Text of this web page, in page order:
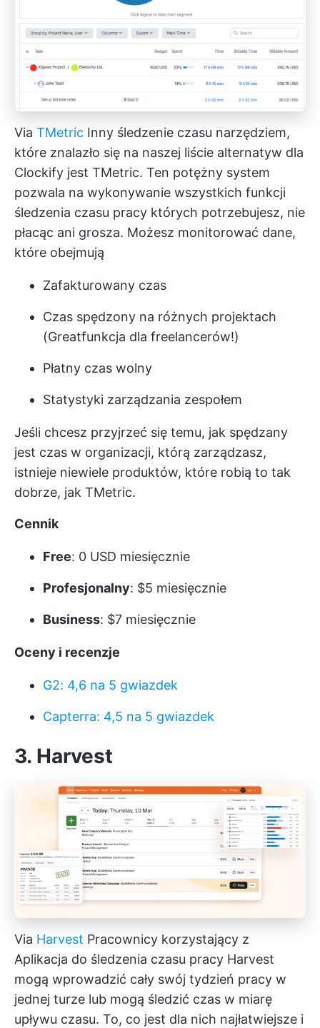
Via TMetric Inny śledzenie czasu narzędziem,
które znalazło się na naszej liście alternatyw dla
Clockify jest TMetric. Ten potężny system
pozwala na wykonywanie wszystkich funkcji
śledzenia czasu pracy których potrzebujesz, nie
płacąc ani grosza. Możesz monitorować dane,
które obejmują
Zafakturowany czas
Czas spędzony na różnych projektach
(Greatfunkcja dla freelancerów!)
Płatny czas wolny
Statystyki zarządzania zespołem
Jeśli chcesz przyjrzeć się temu, jak spędzany
jest czas w organizacji, którą zarządzasz,
istnieje niewiele produktów, które robią to tak
dobrze, jak TMetric.
Cennik
Free: 0 USD miesięcznie
Profesjonalny: $5 miesięcznie
Business: $7 miesięcznie
Oceny i recenzje
G2: 4,6 na 5 gwiazdek
Capterra: 4,5 na 5 gwiazdek
3. Harvest
Via Harvest Pracownicy korzystający z
Aplikacja do śledzenia czasu pracy Harvest
mogą wprowadzić cały swój tydzień pracy w
jednej turze lub mogą śledzić czas w miarę
upływu czasu. To, co jest dla nich najłatwiejsze i